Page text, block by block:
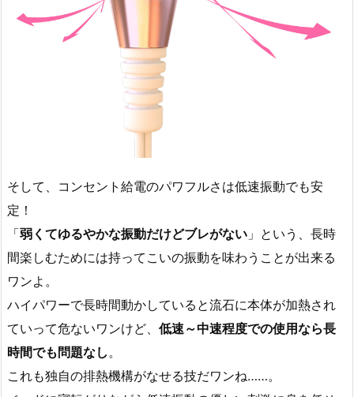
そして、コンセント給電のパワフルさは低速振動でも安
定！
「弱くてゆるやかな振動だけどブレがない 」という、長時
間楽しむためには持ってこいの振動を味わうことが出来る
ワンよ。
ハイパワーで長時間動かしていると流石に本体が加熱され
ていって危ないワンけど、 低速～中速程度での使用なら長
時間でも問題なし 。
これも独自の排熱機構がなせる技だワンね……。